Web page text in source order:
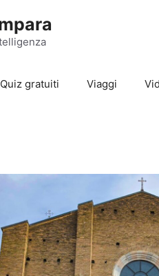
Quiz gratuiti Viaggi